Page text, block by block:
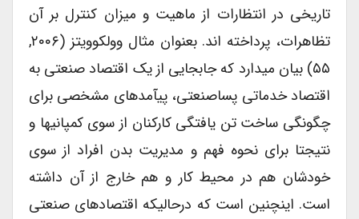
تاریخی در انتظارات از ماهیت و میزان کنترل بر آن
تظاهرات، پرداخته اند. بعنوان مثال وولکوویتز (۲۰۰۶,
۵۵) بیان میدارد که جابجایی از یک اقتصاد صنعتی به
اقتصاد خدماتی پساصنعتی، پیآمدهای مشخصی برای
چگونگی ساخت تن یافتگی کارکنان از سوی کمپانیها و
نتیجتا برای نحوه فهم و مدیریت بدن افراد از سوی
خودشان هم در محیط کار و هم خارج از آن داشته
است. اینچنین است که درحالیکه اقتصادهای صنعتی